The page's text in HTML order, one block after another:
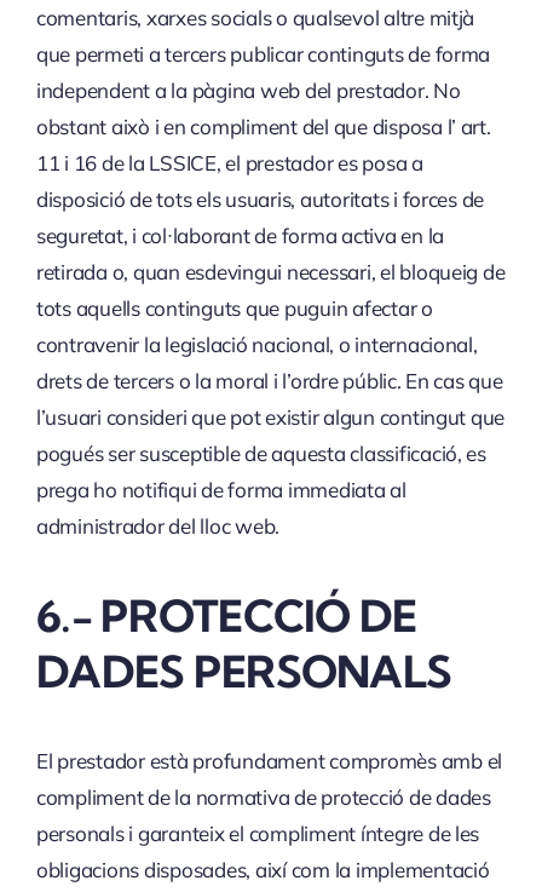
comentaris, xarxes socials o qualsevol altre mitjà
que permeti a tercers publicar continguts de forma
independent a la pàgina web del prestador. No
obstant això i en compliment del que disposa l’ art.
11 i 16 de la LSSICE, el prestador es posa a
disposició de tots els usuaris, autoritats i forces de
seguretat, i col·laborant de forma activa en la
retirada o, quan esdevingui necessari, el bloqueig de
tots aquells continguts que puguin afectar o
contravenir la legislació nacional, o internacional,
drets de tercers o la moral i l’ordre públic. En cas que
l’usuari consideri que pot existir algun contingut que
pogués ser susceptible de aquesta classificació, es
prega ho notifiqui de forma immediata al
administrador del lloc web.
6.- PROTECCIÓ DE
DADES PERSONALS
El prestador està profundament compromès amb el
compliment de la normativa de protecció de dades
personals i garanteix el compliment íntegre de les
obligacions disposades, així com la implementació